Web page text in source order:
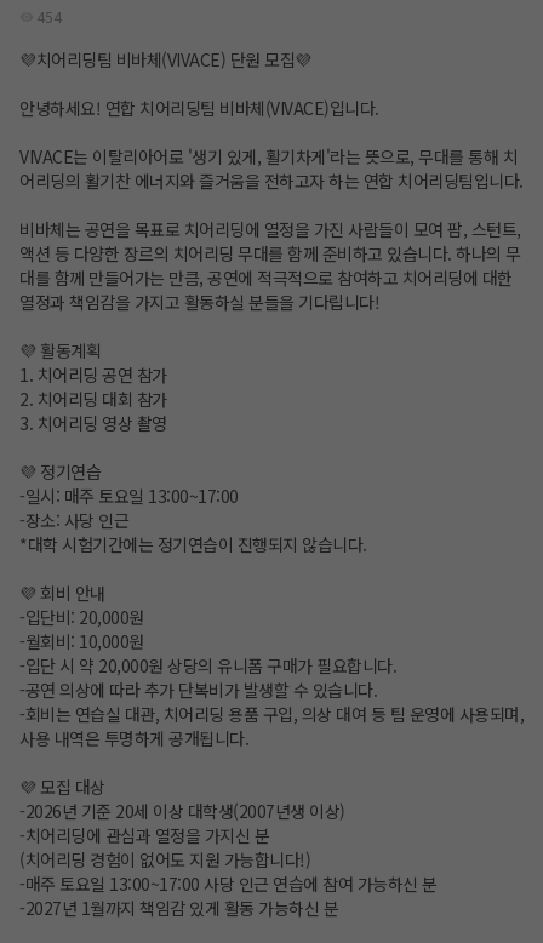
454
💜치어리딩팀 비바체(VIVACE) 단원 모집💜
안녕하세요! 연합 치어리딩팀 비바체(VIVACE)입니다.
VIVACE는 이탈리아어로 '생기 있게, 활기차게'라는 뜻으로, 무대를 통해 치
어리딩의 활기찬 에너지와 즐거움을 전하고자 하는 연합 치어리딩팀입니다.
비바체는 공연을 목표로 치어리딩에 열정을 가진 사람들이 모여 팜, 스턴트,
액션 등 다양한 장르의 치어리딩 무대를 함께 준비하고 있습니다. 하나의 무
대를 함께 만들어가는 만큼, 공연에 적극적으로 참여하고 치어리딩에 대한
열정과 책임감을 가지고 활동하실 분들을 기다립니다!
💜 활동계획
1. 치어리딩 공연 참가
2. 치어리딩 대회 참가
3. 치어리딩 영상 촬영
💜 정기연습
-일시: 매주 토요일 13:00~17:00
-장소: 사당 인근
*대학 시험기간에는 정기연습이 진행되지 않습니다.
💜 회비 안내
-입단비: 20,000원
-월회비: 10,000원
-입단 시 약 20,000원 상당의 유니폼 구매가 필요합니다.
-공연 의상에 따라 추가 단복비가 발생할 수 있습니다.
-회비는 연습실 대관, 치어리딩 용품 구입, 의상 대여 등 팀 운영에 사용되며,
사용 내역은 투명하게 공개됩니다.
💜 모집 대상
-2026년 기준 20세 이상 대학생(2007년생 이상)
-치어리딩에 관심과 열정을 가지신 분
(치어리딩 경험이 없어도 지원 가능합니다!)
-매주 토요일 13:00~17:00 사당 인근 연습에 참여 가능하신 분
-2027년 1월까지 책임감 있게 활동 가능하신 분